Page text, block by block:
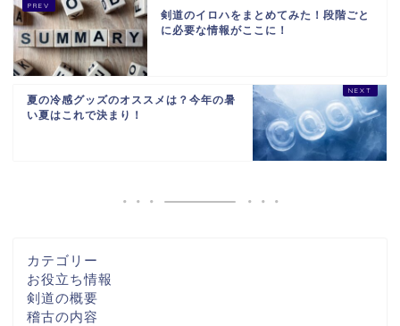
剣道のイロハをまとめてみた！段階ごと
に必要な情報がここに！
夏の冷感グッズのオススメは？今年の暑
い夏はこれで決まり！
カテゴリー
お役立ち情報
剣道の概要
稽古の内容